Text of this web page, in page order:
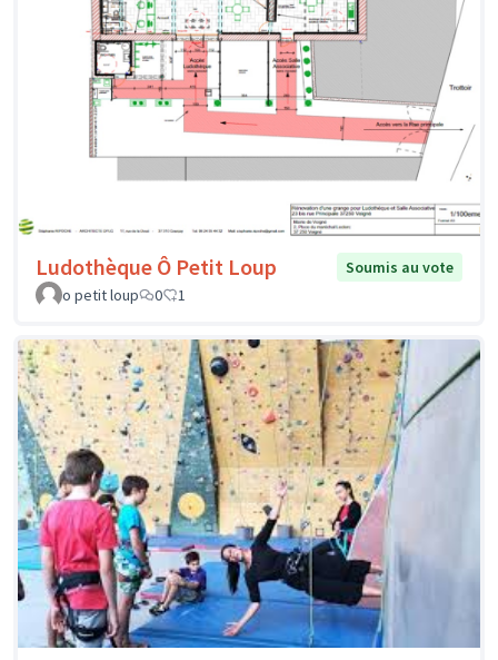
Ludothèque Ô Petit Loup
Soumis au vote
o petit loup
0 1